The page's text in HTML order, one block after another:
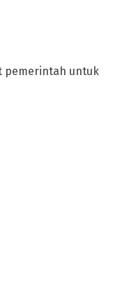
pemerintah untuk